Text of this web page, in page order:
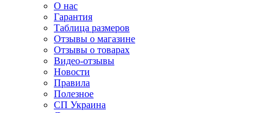
О нас
Гарантия
Таблица размеров
Отзывы о магазине
Отзывы о товарах
Видео-отзывы
Новости
Правила
Полезное
СП Украина